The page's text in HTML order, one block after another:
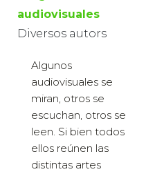
audiovisuales
Diversos autors
Algunos
audiovisuales se
miran, otros se
escuchan, otros se
leen. Si bien todos
ellos reúnen las
distintas artes